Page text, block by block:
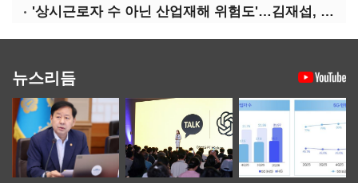
'상시근로자 수 아닌 산업재해 위험도'…김재섭, 산재예방 지원기준 손질
뉴스리듬